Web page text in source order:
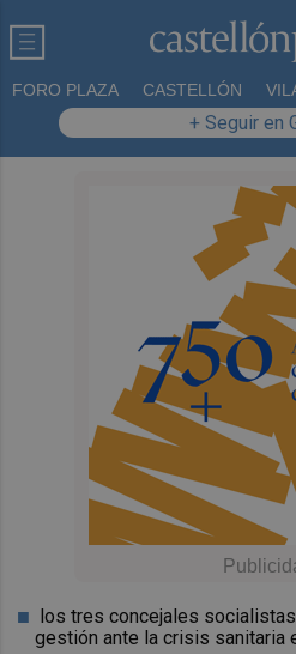
FORO PLAZA CASTELLÓN
+ Seguir en
los tres concejales
gestión ante la crisis sanitaria